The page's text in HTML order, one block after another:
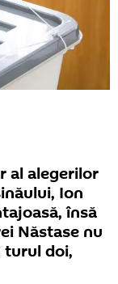
al alegerilor
Ion
însă
Năstase nu
turul doi,